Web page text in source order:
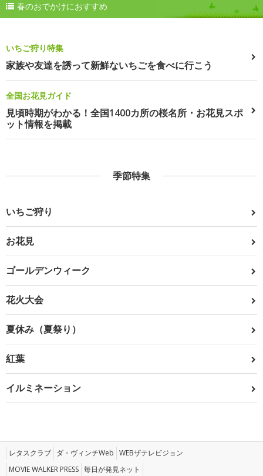
春のおでかけにおすすめ
いちご狩り特集
家族や友達を誘って新鮮ないちごを食べに行こう
全国お花見ガイド
見頃時期がわかる！全国1400カ所の桜名所・お花見スポ
ット情報を掲載
季節特集
いちご狩り
お花見
ゴールデンウィーク
花火大会
夏休み（夏祭り）
紅葉
イルミネーション
レタスクラブ ダ・ヴィンチWeb WEBザテレビジョン
MOVIE WALKER PRESS 毎日が発見ネット